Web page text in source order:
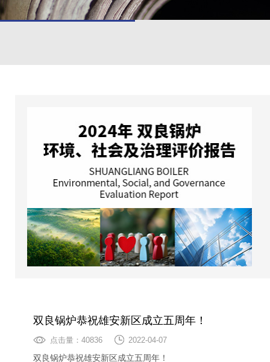
双良锅炉恭祝雄安新区成立五周年！
点击量：40836 2022-04-07
双良锅炉恭祝雄安新区成立五周年！